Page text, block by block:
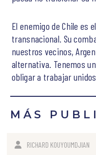
El enemigo de Chile es
transnacional. Su
nuestros vecinos,
alternativa. Tenemos
obligar a trabajar
MÁS
RICHARD KOUYOUMDJIAN